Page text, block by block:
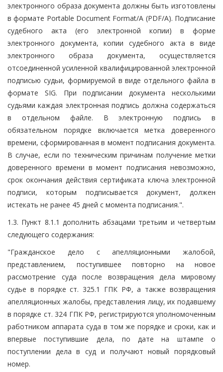
электронного образа документа должны быть изготовлены
в формате Portable Document Format/A (PDF/A). Подписание
судебного акта (его электронной копии) в форме
электронного документа, копии судебного акта в виде
электронного образа документа, осуществляется
отсоединенной усиленной квалифицированной электронной
подписью судьи, формируемой в виде отдельного файла в
формате SIG. При подписании документа несколькими
судьями каждая электронная подпись должна содержаться
в отдельном файле. В электронную подпись в
обязательном порядке включается метка доверенного
времени, сформированная в момент подписания документа.
В случае, если по техническим причинам получение метки
доверенного времени в момент подписания невозможно,
срок окончания действия сертификата ключа электронной
подписи, которым подписывается документ, должен
истекать не ранее 45 дней с момента подписания.".
1.3. Пункт 8.1.1 дополнить абзацами третьим и четвертым
следующего содержания:
"Гражданское дело с апелляционными жалобой,
представлением, поступившее повторно на новое
рассмотрение суда после возвращения дела мировому
судье в порядке ст. 325.1 ГПК РФ, а также возвращения
апелляционных жалобы, представления лицу, их подавшему
в порядке ст. 324 ГПК РФ, регистрируются уполномоченным
работником аппарата суда в том же порядке и сроки, как и
впервые поступившие дела, по дате на штампе о
поступлении дела в суд и получают новый порядковый
номер.